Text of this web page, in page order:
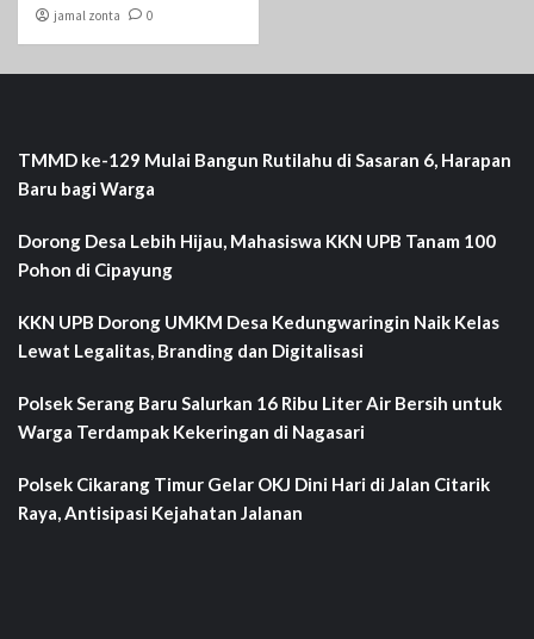
jamal zonta 0
TMMD ke-129 Mulai Bangun Rutilahu di Sasaran 6, Harapan
Baru bagi Warga
Dorong Desa Lebih Hijau, Mahasiswa KKN UPB Tanam 100
Pohon di Cipayung
KKN UPB Dorong UMKM Desa Kedungwaringin Naik Kelas
Lewat Legalitas, Branding dan Digitalisasi
Polsek Serang Baru Salurkan 16 Ribu Liter Air Bersih untuk
Warga Terdampak Kekeringan di Nagasari
Polsek Cikarang Timur Gelar OKJ Dini Hari di Jalan Citarik
Raya, Antisipasi Kejahatan Jalanan